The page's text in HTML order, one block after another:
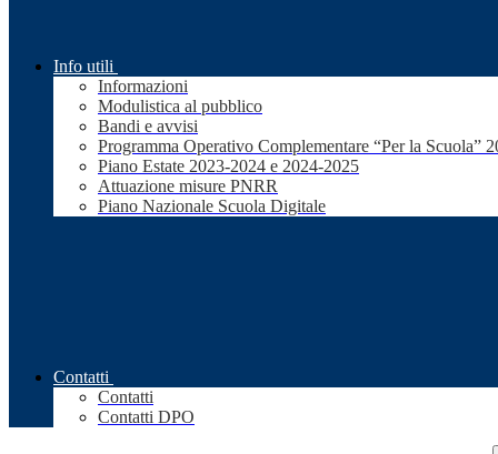
Info utili
Informazioni
Modulistica al pubblico
Bandi e avvisi
Programma Operativo Complementare “Per la Scuola”
Piano Estate 2023-2024 e 2024-2025
Attuazione misure PNRR
Piano Nazionale Scuola Digitale
Contatti
Contatti
Contatti DPO